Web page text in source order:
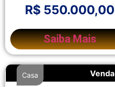
R$ 550.000,00
Saiba Mais
Venda
Casa